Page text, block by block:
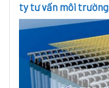
ty tư vấn môi trường